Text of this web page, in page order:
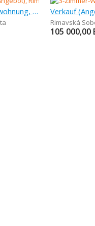
Verkauf (Angebot), 3-zimmer-wohnung, 70 m
Rimavská
105 000,00